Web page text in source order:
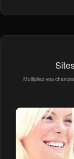
Multipliez vos